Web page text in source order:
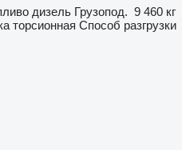
дизель Грузопод. 9 460 кг
торсионная Способ разгрузки